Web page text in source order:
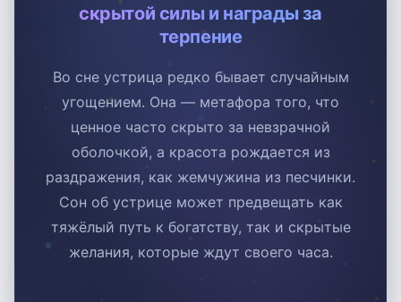
скрытой силы и награды за
терпение
Во сне устрица редко бывает случайным
угощением. Она — метафора того, что
ценное часто скрыто за невзрачной
оболочкой, а красота рождается из
раздражения, как жемчужина из песчинки.
Сон об устрице может предвещать как
тяжёлый путь к богатству, так и скрытые
желания, которые ждут своего часа.